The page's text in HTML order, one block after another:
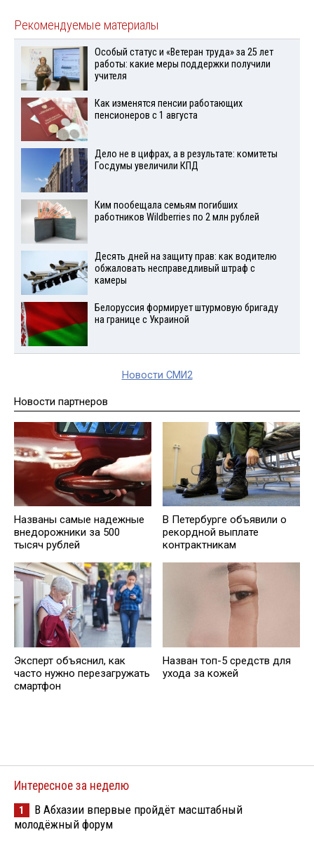
Рекомендуемые материалы
Особый статус и «Ветеран труда» за 25 лет
работы: какие меры поддержки получили
учителя
Как изменятся пенсии работающих
пенсионеров с 1 августа
Дело не в цифрах, а в результате: комитеты
Госдумы увеличили КПД
Ким пообещала семьям погибших
работников Wildberries по 2 млн рублей
Десять дней на защиту прав: как водителю
обжаловать несправедливый штраф с
камеры
Белоруссия формирует штурмовую бригаду
на границе с Украиной
Новости СМИ2
Новости партнеров
Названы самые надежные
внедорожники за 500
тысяч рублей
В Петербурге объявили о
рекордной выплате
контрактникам
Эксперт объяснил, как
часто нужно перезагружать
смартфон
Назван топ-5 средств для
ухода за кожей
Интересное за неделю
1
В Абхазии впервые пройдёт масштабный
молодёжный форум